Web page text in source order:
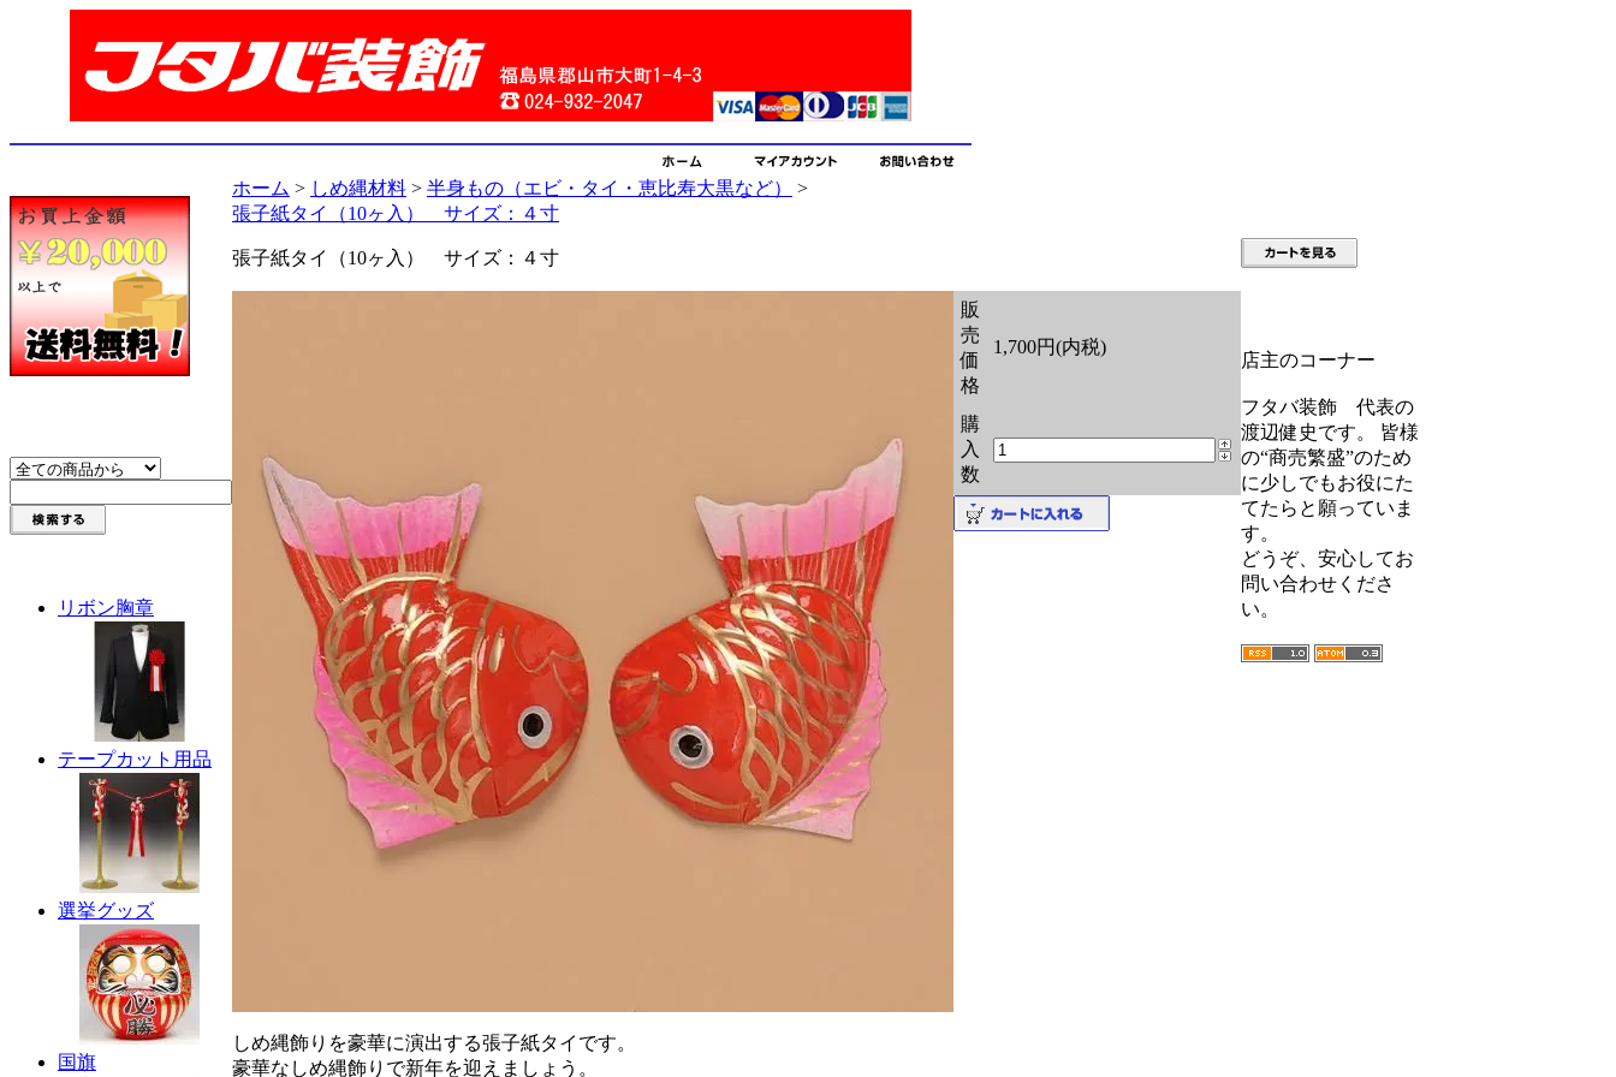
リボン胸章
テープカット用品
選挙グッズ
国旗
ホーム > しめ縄材料 > 半身もの（エビ・タイ・恵比寿大黒など）
>
張子紙タイ（10ヶ入） サイズ：４寸
張子紙タイ（10ヶ入） サイズ：４寸
販
売
価
格
1,700円(内税)
購
入
数
しめ縄飾りを豪華に演出する張子紙タイです。
豪華なしめ縄飾りで新年を迎えましょう。
店主のコーナー
フタバ装飾 代表の
渡辺健史です。 皆様
の“商売繁盛”のため
に少しでもお役にた
てたらと願っていま
す。
どうぞ、安心してお
問い合わせくださ
い。